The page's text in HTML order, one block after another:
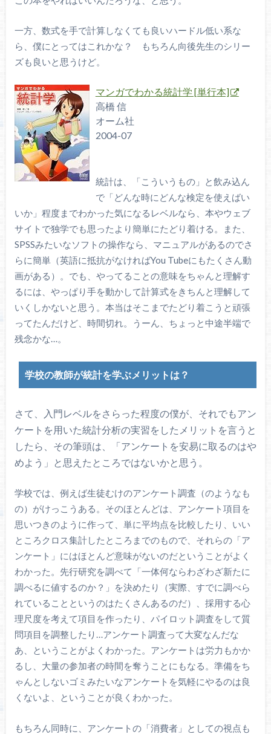
一方、数式を手で計算しなくても良いハードル低い系な
ら、僕にとってはこれかな？ もちろん向後先生のシリー
ズも良いと思うけど。
マンガでわかる統計学 [単行本]
高橋 信
オーム社
2004-07
統計は、「こういうもの」と飲み込ん
で「どんな時にどんな検定を使えばい
いか」程度までわかった気になるレベルなら、本やウェブ
サイトで独学でも思ったより簡単にたどり着ける。また、
SPSSみたいなソフトの操作なら、マニュアルがあるのでさ
らに簡単（英語に抵抗がなければYou Tubeにもたくさん動
画がある）。でも、やってることの意味をちゃんと理解す
るには、やっぱり手を動かして計算式をきちんと理解して
いくしかないと思う。本当はそこまでたどり着こうと頑張
ってたんだけど、時間切れ。うーん、ちょっと中途半端で
残念かな…。
学校の教師が統計を学ぶメリットは？
さて、入門レベルをさらった程度の僕が、それでもアン
ケートを用いた統計分析の実習をしたメリットを言うと
したら、その筆頭は、「アンケートを安易に取るのはや
めよう」と思えたところではないかと思う。
学校では、例えば生徒むけのアンケート調査（のようなも
の）がけっこうある。そのほとんどは、アンケート項目を
思いつきのように作って、単に平均点を比較したり、いい
ところクロス集計したところまでのもので、それらの「ア
ンケート」にはほとんど意味がないのだということがよく
わかった。先行研究を調べて「一体何ならわざわざ新たに
調べるに値するのか？」を決めたり（実際、すでに調べら
れていることというのはたくさんあるのだ）、採用する心
理尺度を考えて項目を作ったり、パイロット調査をして質
問項目を調整したり…アンケート調査って大変なんだな
あ、ということがよくわかった。アンケートは労力もかか
るし、大量の参加者の時間を奪うことにもなる。準備をち
ゃんとしないゴミみたいなアンケートを気軽にやるのは良
くないよ、ということが良くわかった。
もちろん同時に、アンケートの「消費者」としての視点も